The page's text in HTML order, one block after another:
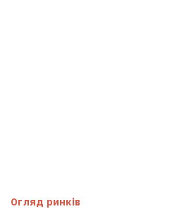
Огляд ринків